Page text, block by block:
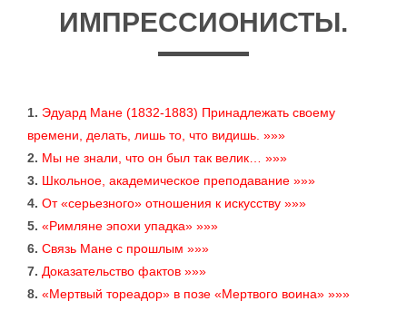
ИМПРЕССИОНИСТЫ.
1. Эдуард Мане (1832-1883) Принадлежать своему
времени, делать, лишь то, что видишь. »»»
2. Мы не знали, что он был так велик… »»»
3. Школьное, академическое преподавание »»»
4. От «серьезного» отношения к искусству »»»
5. «Римляне эпохи упадка» »»»
6. Связь Мане с прошлым »»»
7. Доказательство фактов »»»
8. «Мертвый тореадор» в позе «Мертвого воина» »»»